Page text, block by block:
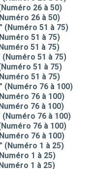
26 à 50)
26 à 50)
(Numéro 51 à 75)
51 à 75)
51 à 75)
51 à 75)
51 à 75)
51 à 75)
(Numéro 76 à 100)
76 à 100)
76 à 100)
76 à 100)
76 à 100)
76 à 100)
(Numéro 1 à 25)
1 à 25)
1 à 25)